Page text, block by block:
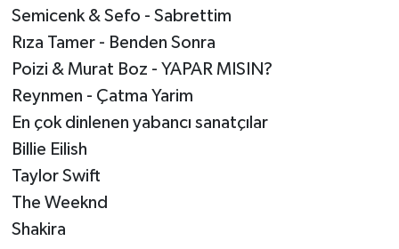
Semicenk & Sefo - Sabrettim
Rıza Tamer - Benden Sonra
Poizi & Murat Boz - YAPAR MISIN?
Reynmen - Çatma Yarim
En çok dinlenen yabancı sanatçılar
Billie Eilish
Taylor Swift
The Weeknd
Shakira